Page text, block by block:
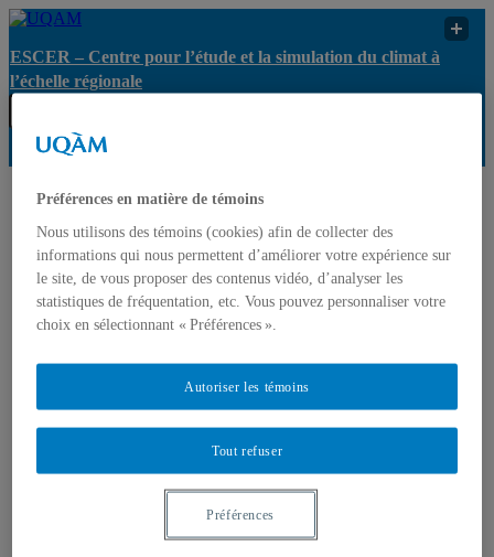
ESCER – Centre pour l’étude et la simulation du climat à
l’échelle régionale
UQAM
ESCER – Centre pour
l’étude et la simulation
du climat à l’échelle
régionale
Recherche
ESCER – Centre pour l’étude et la simulation du climat à
l’échelle régionale
Le Centre
Axes de recherche
Préférences en matière de témoins
Nous utilisons des témoins (cookies) afin de collecter des
informations qui nous permettent d’améliorer votre expérience sur
le site, de vous proposer des contenus vidéo, d’analyser les
statistiques de fréquentation, etc. Vous pouvez personnaliser votre
choix en sélectionnant « Préférences ».
Tout refuser
Autoriser les témoins
Préférences